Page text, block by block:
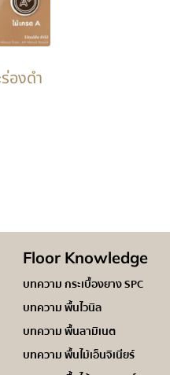
องดำ
Floor Knowledge
บทความ กระเบื้องยาง SPC
บทความ พื้นไวนิล
บทความ พื้นลามิเนต
บทความ พื้นไม้เอ็นจิเนียร์